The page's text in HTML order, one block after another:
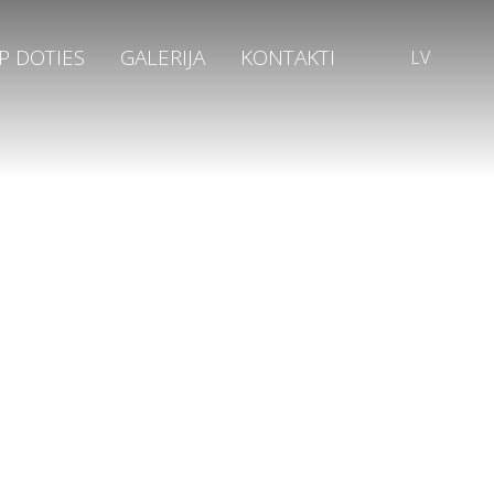
DOTIES GALERIJA KONTAKTI LV